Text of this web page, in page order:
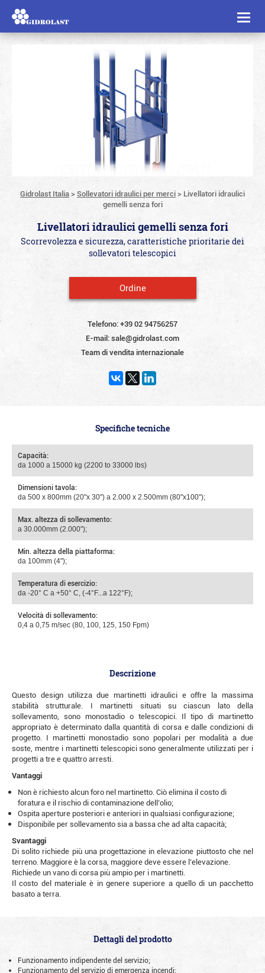
Toggle
Gidrolast Italia>Sollevatori idraulici per merci> Livellatori idraulici
gemelli senza fori
Livellatori idraulici gemelli senza fori
Scorrevolezza e sicurezza, caratteristiche prioritarie dei
sollevatori telescopici
Ordine
Telefono:+39 02 94756257
E-mail:sale@gidrolast.com
Team di vendita internazionale
Specifiche tecniche
Capacità:
da 1000 a 15000 kg (2200 to 33000 lbs)
Dimensioni tavola:
da 500 х 800mm (20"x 30") a 2.000 х 2.500mm (80"x100");
Max. altezza di sollevamento:
a 30.000mm (2.000");
Min. altezza della piattaforma:
da 100mm (4");
Temperatura di esercizio:
da -20° С a +50° С, (-4°F...a 122°F);
Velocità di sollevamento:
0,4 a 0,75 m/sec (80, 100, 125, 150 Fpm)
Descrizione
Questo design utilizza due martinetti idraulici e offre la massima
stabilità strutturale. I martinetti situati su ciascun lato della
sollevamento, sono monostadio o telescopici. Il tipo di martinetto
appropriato è determinato dalla quantità di corsa e dalle condizioni di
progetto. I martinetti monostadio sono popolari per modalità a due
soste, mentre i martinetti telescopici sono generalmente utilizzati per i
progetti a tre e quattro arresti.
Vantaggi
Non è richiesto alcun foro nel martinetto. Ciò elimina il costo di
foratura e il rischio di contaminazione dell’olio;
Ospita aperture posteriori e anteriori in qualsiasi configurazione;
Disponibile per sollevamento sia a bassa che ad alta capacità;
Svantaggi
Di solito richiede più una progettazione in elevazione piuttosto che nel
terreno. Maggiore è la corsa, maggiore deve essere l’elevazione.
Richiede un vano di corsa più ampio per i martinetti.
Il costo del materiale è in genere superiore a quello di un pacchetto
basato a terra.
Dettagli del prodotto
Funzionamento indipendente del servizio;
Funzionamento del servizio di emergenza incendi;